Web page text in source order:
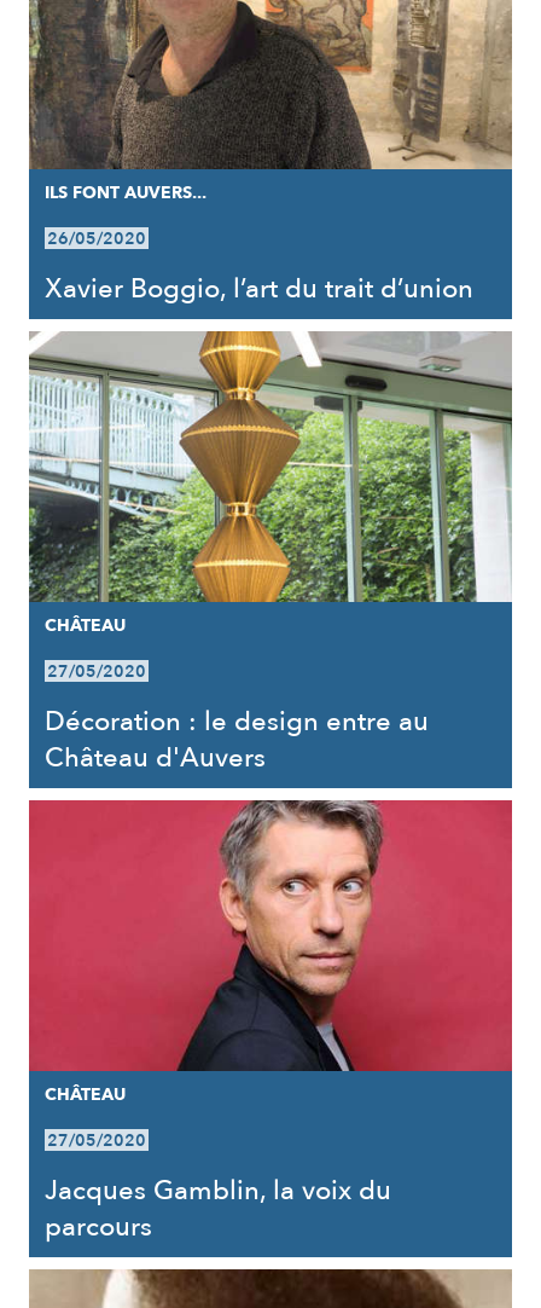
ILS FONT AUVERS...
26/05/2020
Xavier Boggio, l’art du trait d’union
CHÂTEAU
27/05/2020
Décoration : le design entre au
Château d'Auvers
CHÂTEAU
27/05/2020
Jacques Gamblin, la voix du
parcours